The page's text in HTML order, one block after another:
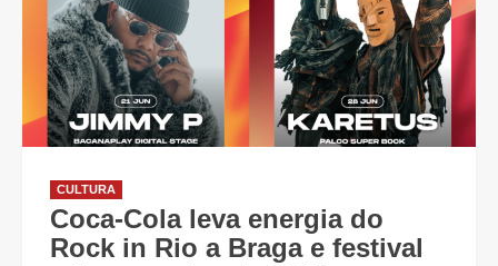
CULTURA
Coca-Cola leva energia do
Rock in Rio a Braga e festival